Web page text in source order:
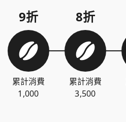
9折
累計消費
1,000
8折
累計消費
3,500